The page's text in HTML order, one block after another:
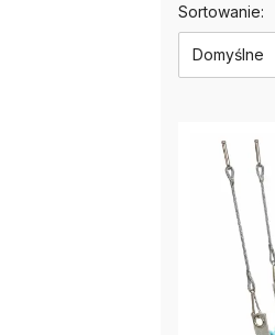
Lista
Sortowanie:
Domyślne